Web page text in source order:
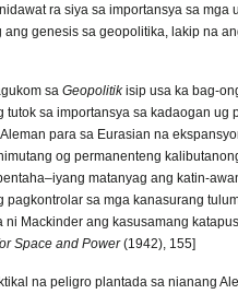
ra siya sa importansya sa mga
genesis sa geopolitika, lakip na
sa Geopolitikisip usa ka bag-
sa importansya sa kadaogan ug
para sa Eurasian na
og permanenteng
matanyag ang katin-
sa mga kanasurang
Mackinder ang kasusamang
Space and Power(1942), 155]
na peligro plantada sa nianang